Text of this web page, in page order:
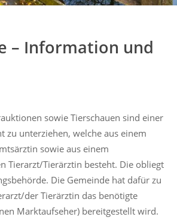
– Information und
sowie Tierschauen sind einer
zu unterziehen, welche aus einem
sowie aus einem
Tierarzt/Tierärztin besteht. Die obliegt
Die Gemeinde hat dafür zu
der Tierärztin das benötigte
Marktaufseher) bereitgestellt wird.